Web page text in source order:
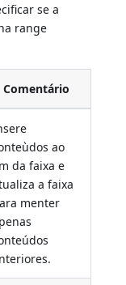
se a
range
Comentário
ao
da faixa e
a faixa
menter